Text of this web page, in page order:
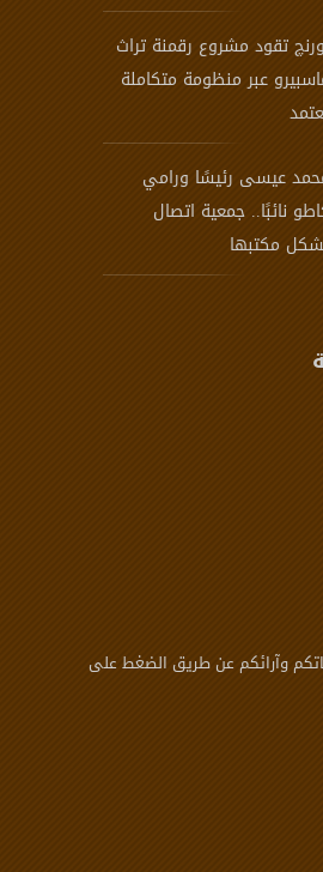
تقود مشروع رقمنة تراث
عبر منظومة متكاملة
عيسى رئيسًا ورامي
نائبًا.. جمعية اتصال
مكتبها
وآرائكم عن طريق الضغط على